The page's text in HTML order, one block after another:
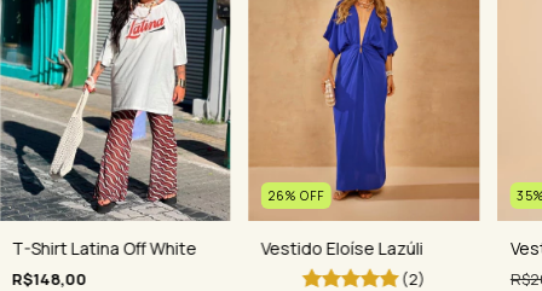
T-Shirt Latina Off White
R$148,00
26% OFF
Vestido Eloíse Lazúli
(2)
35